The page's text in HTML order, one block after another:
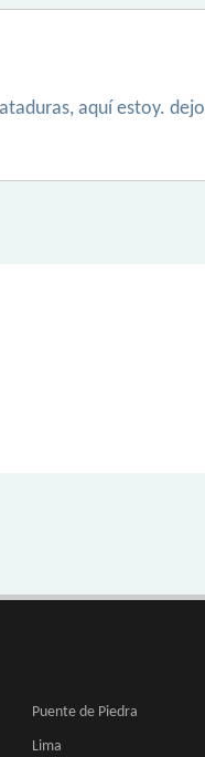
aquí estoy.
Puente de Piedra
Lima